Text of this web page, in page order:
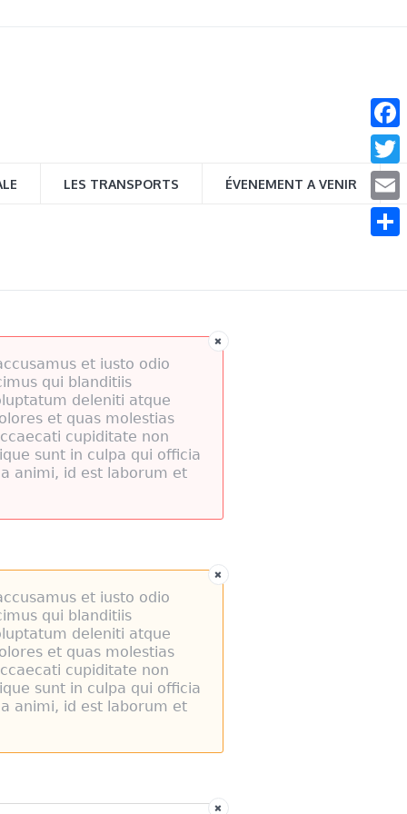
LES TRANSPORTS ÉVENEMENT A VENIR
et iusto odio
qui blanditiis
deleniti atque
et quas molestias
cupiditate non
sunt in culpa qui officia
animi, id est laborum et
et iusto odio
qui blanditiis
deleniti atque
et quas molestias
cupiditate non
sunt in culpa qui officia
animi, id est laborum et
Email